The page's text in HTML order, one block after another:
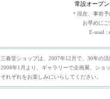
常設オープ
＊現在、事前
お早めに
E-mail :
三春堂ショップは、2007年12月で、30年の
2008年1月より、ギャラリーで企画展、ショ
それぞれをお楽しみにいらしてください。